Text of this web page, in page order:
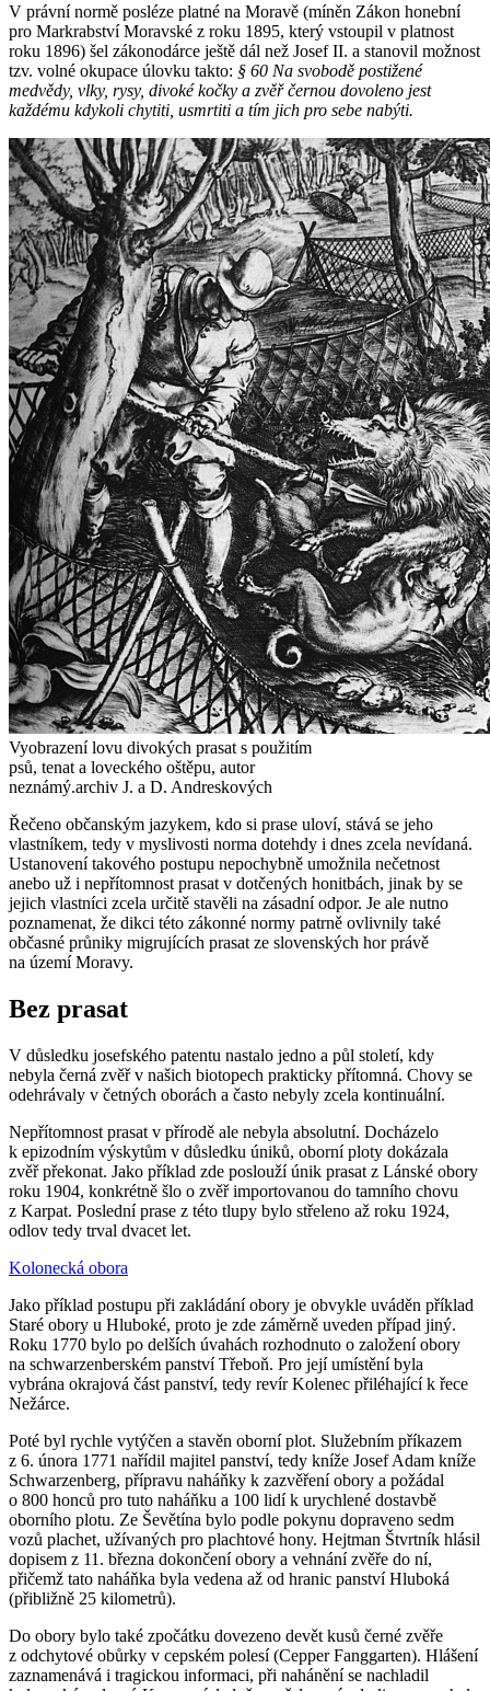
V právní normě posléze platné na Moravě (míněn Zákon honební
pro Markrabství Moravské z roku 1895, který vstoupil v platnost
roku 1896) šel zákonodárce ještě dál než Josef II. a stanovil možnost
tzv. volné okupace úlovku takto: § 60 Na svobodě postižené
medvědy, vlky, rysy, divoké kočky a zvěř černou dovoleno jest
každému kdykoli chytiti, usmrtiti a tím jich pro sebe nabýti.
Vyobrazení lovu divokých prasat s použitím
psů, tenat a loveckého oštěpu, autor
neznámý.archiv J. a D. Andreskových
Řečeno občanským jazykem, kdo si prase uloví, stává se jeho
vlastníkem, tedy v myslivosti norma dotehdy i dnes zcela nevídaná.
Ustanovení takového postupu nepochybně umožnila nečetnost
anebo už i nepřítomnost prasat v dotčených honitbách, jinak by se
jejich vlastníci zcela určitě stavěli na zásadní odpor. Je ale nutno
poznamenat, že dikci této zákonné normy patrně ovlivnily také
občasné průniky migrujících prasat ze slovenských hor právě
na území Moravy.
Bez prasat
V důsledku josefského patentu nastalo jedno a půl století, kdy
nebyla černá zvěř v našich biotopech prakticky přítomná. Chovy se
odehrávaly v četných oborách a často nebyly zcela kontinuální.
Nepřítomnost prasat v přírodě ale nebyla absolutní. Docházelo
k epizodním výskytům v důsledku úniků, oborní ploty dokázala
zvěř překonat. Jako příklad zde poslouží únik prasat z Lánské obory
roku 1904, konkrétně šlo o zvěř importovanou do tamního chovu
z Karpat. Poslední prase z této tlupy bylo střeleno až roku 1924,
odlov tedy trval dvacet let.
Kolonecká obora
Jako příklad postupu při zakládání obory je obvykle uváděn příklad
Staré obory u Hluboké, proto je zde záměrně uveden případ jiný.
Roku 1770 bylo po delších úvahách rozhodnuto o založení obory
na schwarzenberském panství Třeboň. Pro její umístění byla
vybrána okrajová část panství, tedy revír Kolenec přiléhající k řece
Nežárce.
Poté byl rychle vytýčen a stavěn oborní plot. Služebním příkazem
z 6. února 1771 nařídil majitel panství, tedy kníže Josef Adam kníže
Schwarzenberg, přípravu naháňky k zazvěření obory a požádal
o 800 honců pro tuto naháňku a 100 lidí k urychlené dostavbě
oborního plotu. Ze Ševětína bylo podle pokynu dopraveno sedm
vozů plachet, užívaných pro plachtové hony. Hejtman Štvrtník hlásil
dopisem z 11. března dokončení obory a vehnání zvěře do ní,
přičemž tato naháňka byla vedena až od hranic panství Hluboká
(přibližně 25 kilometrů).
Do obory bylo také zpočátku dovezeno devět kusů černé zvěře
z odchytové obůrky v cepském polesí (Cepper Fanggarten). Hlášení
zaznamenává i tragickou informaci, při nahánění se nachladil